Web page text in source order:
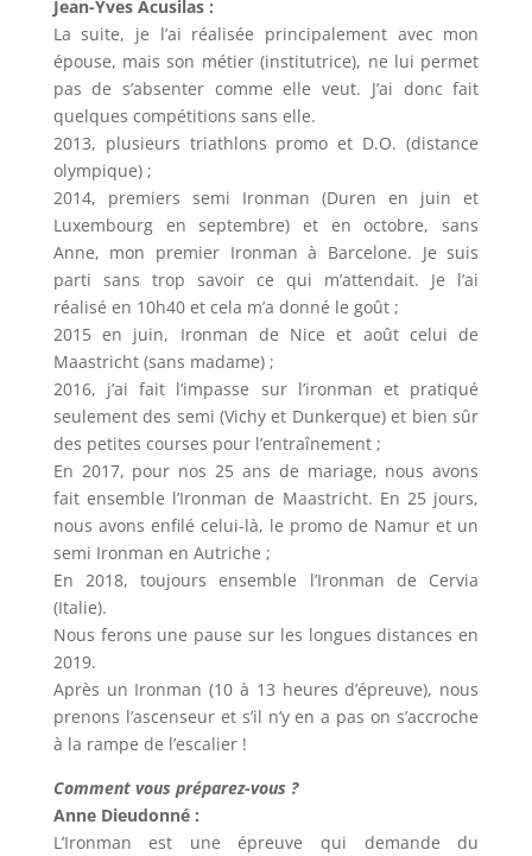
Jean-Yves Acusilas :
La suite, je l’ai réalisée principalement avec mon
épouse, mais son métier (institutrice), ne lui permet
pas de s’absenter comme elle veut. J’ai donc fait
quelques compétitions sans elle.
2013, plusieurs triathlons promo et D.O. (distance
olympique) ;
2014, premiers semi Ironman (Duren en juin et
Luxembourg en septembre) et en octobre, sans
Anne, mon premier Ironman à Barcelone. Je suis
parti sans trop savoir ce qui m’attendait. Je l’ai
réalisé en 10h40 et cela m’a donné le goût ;
2015 en juin, Ironman de Nice et août celui de
Maastricht (sans madame) ;
2016, j’ai fait l’impasse sur l’ironman et pratiqué
seulement des semi (Vichy et Dunkerque) et bien sûr
des petites courses pour l’entraînement ;
En 2017, pour nos 25 ans de mariage, nous avons
fait ensemble l’Ironman de Maastricht. En 25 jours,
nous avons enfilé celui-là, le promo de Namur et un
semi Ironman en Autriche ;
En 2018, toujours ensemble l’Ironman de Cervia
(Italie).
Nous ferons une pause sur les longues distances en
2019.
Après un Ironman (10 à 13 heures d’épreuve), nous
prenons l’ascenseur et s’il n’y en a pas on s’accroche
à la rampe de l’escalier !
Comment vous préparez-vous ?
Anne Dieudonné :
L’Ironman est une épreuve qui demande du